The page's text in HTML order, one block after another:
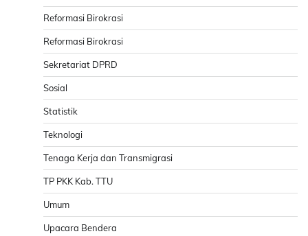
Reformasi Birokrasi
Reformasi Birokrasi
Sekretariat DPRD
Sosial
Statistik
Teknologi
Tenaga Kerja dan Transmigrasi
TP PKK Kab. TTU
Umum
Upacara Bendera